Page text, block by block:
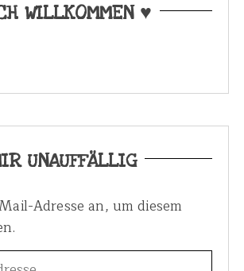
WILLKOMMEN ♥
UNAUFFÄLLIG
Adresse an, um diesem